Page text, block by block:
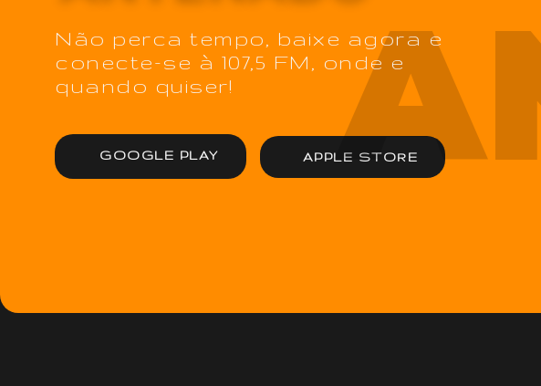
Não perca tempo, baixe agora e
conecte-se à 107,5 FM, onde e
quando quiser!
GOOGLE PLAY APPLE STORE